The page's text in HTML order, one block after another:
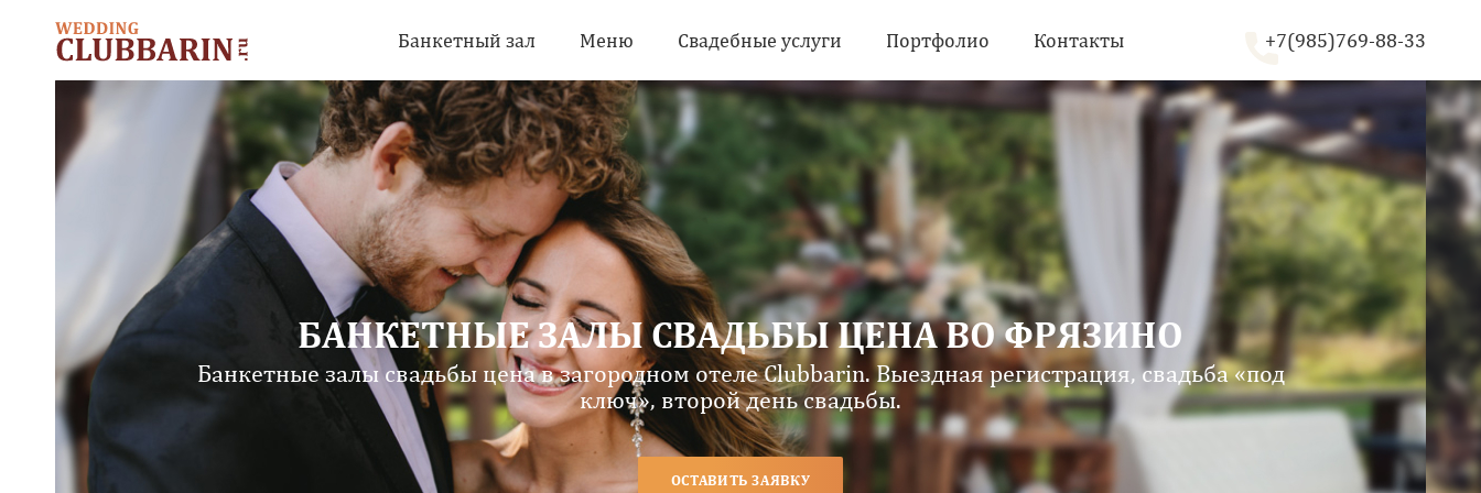
Банкетный зал Меню Свадебные услуги Портфолио Контакты +7(985)769-88-33
БАНКЕТНЫЕ ЗАЛЫ СВАДЬБЫ ЦЕНА ВО ФРЯЗИНО
Банкетные залы свадьбы цена в загородном отеле Clubbarin. Выездная регистрация, свадьба «под
ключ», второй день свадьбы.
ОСТАВИТЬ ЗАЯВКУ